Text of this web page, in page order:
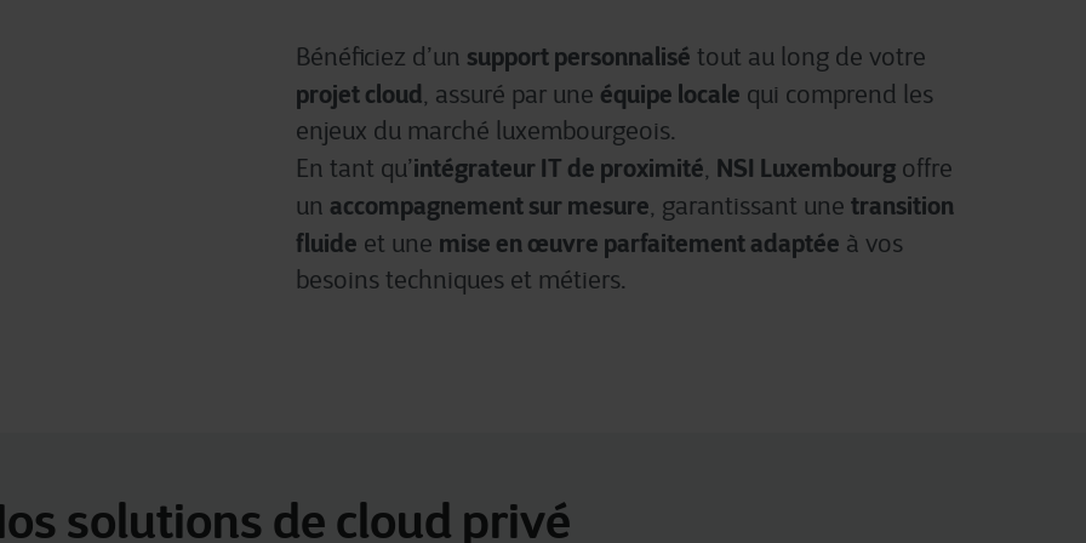
Bénéficiez d’un support personnalisé tout au long de votre
projet cloud, assuré par une équipe locale qui comprend les
enjeux du marché luxembourgeois.
En tant qu’intégrateur IT de proximité, NSI Luxembourg offre
un accompagnement sur mesure, garantissant une transition
fluide et une mise en œuvre parfaitement adaptée à vos
besoins techniques et métiers.
solutions de cloud privé